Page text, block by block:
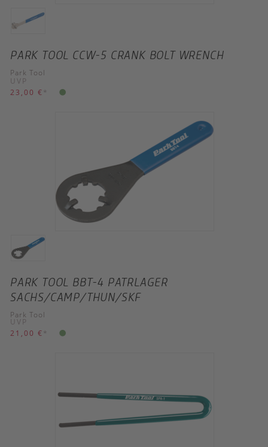
PARK TOOL CCW-5 CRANK BOLT WRENCH
Park Tool
UVP
23,00 € *
PARK TOOL BBT-4 PATRLAGER
SACHS/CAMP/THUN/SKF
Park Tool
UVP
21,00 € *